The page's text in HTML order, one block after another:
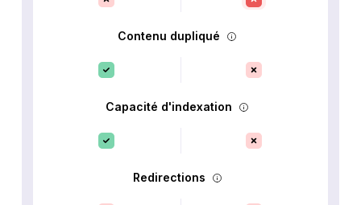
Contenu dupliqué
Capacité d'indexation
Redirections